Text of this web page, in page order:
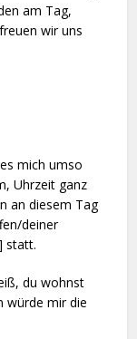
am Tag,
wir uns
mich umso
Uhrzeit ganz
an diesem Tag
deiner
statt.
du wohnst
würde mir die